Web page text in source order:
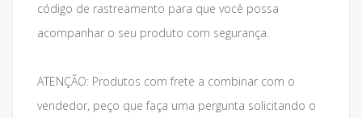
código de rastreamento para que você possa
acompanhar o seu produto com segurança.
ATENÇÃO: Produtos com frete a combinar com o
vendedor, peço que faça uma pergunta solicitando o